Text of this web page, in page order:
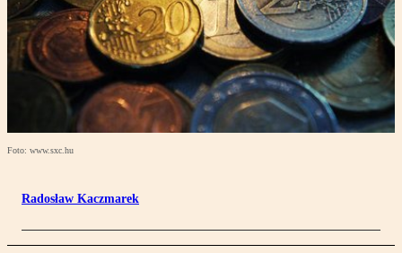
Foto: www.sxc.hu
Radosław Kaczmarek